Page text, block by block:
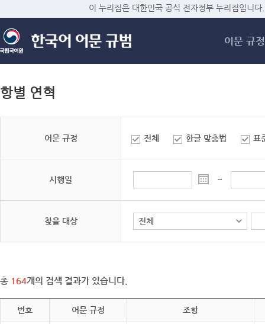
메
이 누리집은 대한민국 공식 전자정부 누리집입니다.
어문 규정
항별 연혁
어문 규정 전체 한글 맞춤법 표
시행일 ~
찾을 대상
총 164개의 검색 결과가 있습니다.
번호 어문 규정 조항